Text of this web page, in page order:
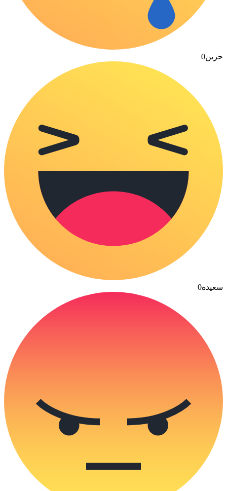
حزين0
سعيدة0